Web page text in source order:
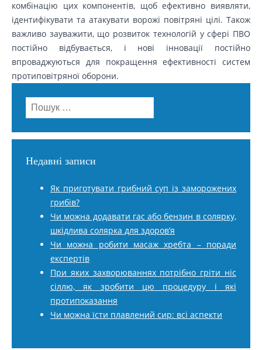
комбінацію цих компонентів, щоб ефективно виявляти,
ідентифікувати та атакувати ворожі повітряні цілі. Також
важливо зауважити, що розвиток технологій у сфері ПВО
постійно відбувається, і нові інновації постійно
впроваджуються для покращення ефективності систем
протиповітряної оборони.
Пошук:
Недавні записи
Як приготувати грибний суп із заморожених
грибів?
Чи можна додавати гас або бензин в солярку,
шкідлива солярка для здоров’я
Чи можна робити масаж хребта – поради
експертів
При яких захворюваннях потрібно гріти ніс
сіллю, як зробити цю процедуру і які
протипоказання
Чи можна їсти плавлений сир: всі аспекти